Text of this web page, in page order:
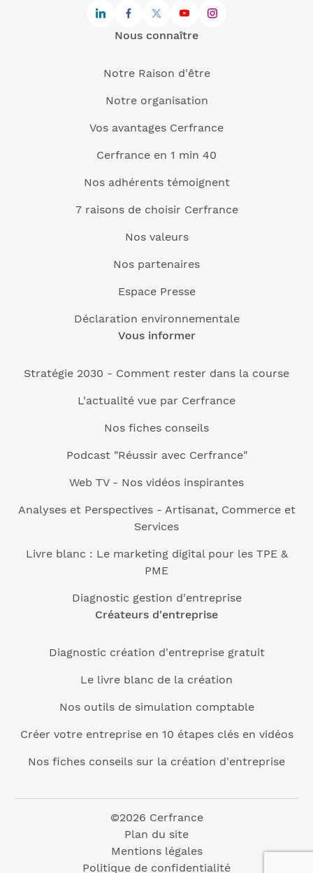
Nous connaître
Notre Raison d'être
Notre organisation
Vos avantages Cerfrance
Cerfrance en 1 min 40
Nos adhérents témoignent
7 raisons de choisir Cerfrance
Nos valeurs
Nos partenaires
Espace Presse
Déclaration environnementale
Vous informer
Stratégie 2030 - Comment rester dans la course
L'actualité vue par Cerfrance
Nos fiches conseils
Podcast "Réussir avec Cerfrance"
Web TV - Nos vidéos inspirantes
Analyses et Perspectives - Artisanat, Commerce et
Services
Livre blanc : Le marketing digital pour les TPE &
PME
Diagnostic gestion d'entreprise
Créateurs d'entreprise
Diagnostic création d'entreprise gratuit
Le livre blanc de la création
Nos outils de simulation comptable
Créer votre entreprise en 10 étapes clés en vidéos
Nos fiches conseils sur la création d'entreprise
©2026 Cerfrance
Plan du site
Mentions légales
Politique de confidentialité